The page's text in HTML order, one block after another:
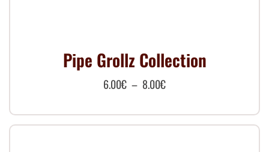
Pipe Grollz Collection
6.00€ – 8.00€Plage
prix :
produit